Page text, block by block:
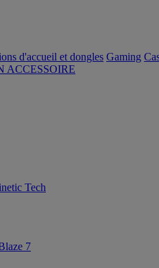
d'accueil et dongles Gaming
ACCESSOIRE
Tech
7